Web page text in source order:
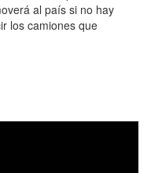
al país si no hay
los camiones que